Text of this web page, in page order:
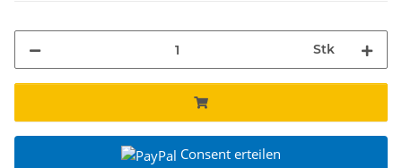
Stk
Consent erteilen